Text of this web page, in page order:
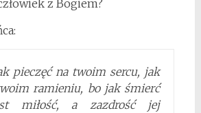
z Bogiem?
pieczęć na twoim sercu, jak
ramieniu, bo jak śmierć
miłość, a zazdrość jej